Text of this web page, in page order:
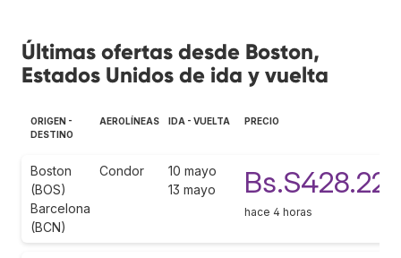
Últimas ofertas desde Boston,
Estados Unidos de ida y vuelta
ORIGEN -
DESTINO
AEROLÍNEAS IDA - VUELTA PRECIO
Boston
(BOS)
Barcelona
(BCN)
Condor
10 mayo
13 mayo
Bs.S428.222
hace 4 horas